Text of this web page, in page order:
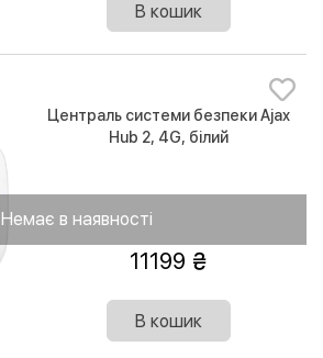
В кошик
Немає в наявності
Централь системи безпеки Ajax
Hub 2, 4G, білий
11199
В кошик